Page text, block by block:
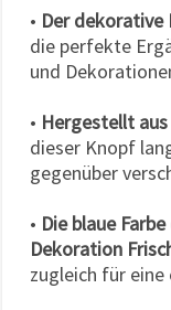
• Der
die perfekte
und
• Hergestellt
dieser Knopf
gegenüber
• Die blaue
Dekoration
zugleich für